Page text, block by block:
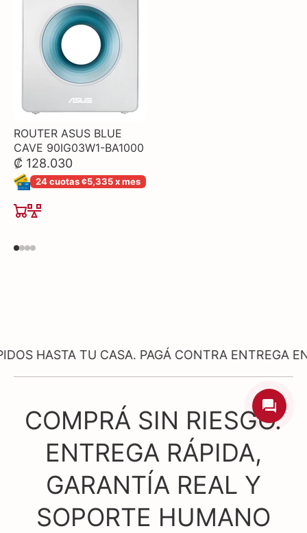
ROUTER ASUS BLUE
CAVE 90IG03W1-BA1000
₡ 128.030
24 cuotas ¢5,335 x mes
TU CASA. PAGÁ CONTRA ENTREGA EN
COMPRÁ SIN RIESGO.
ENTREGA RÁPIDA,
GARANTÍA REAL Y
SOPORTE HUMANO